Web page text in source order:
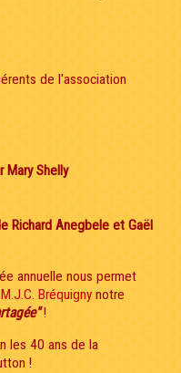
de l'association
Mary Shelly
Richard Anegbele et Gaël
annuelle nous permet
M.J.C. Bréquigny notre
!
les 40 ans de la
!